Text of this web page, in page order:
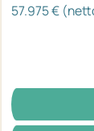
57.975 €